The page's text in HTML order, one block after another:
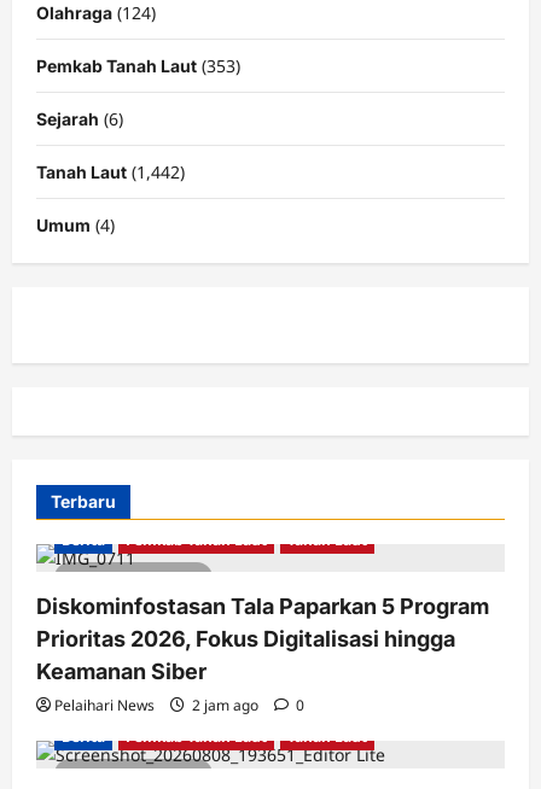
Olahraga (124)
Pemkab Tanah Laut (353)
Sejarah (6)
Tanah Laut (1,442)
Umum (4)
Terbaru
2 minutes read
Berita Pemkab Tanah Laut Tanah Laut
Diskominfostasan Tala Paparkan 5 Program
Prioritas 2026, Fokus Digitalisasi hingga
Keamanan Siber
Pelaihari News 2 jam ago 0
2 minutes read
Berita Pemkab Tanah Laut Tanah Laut